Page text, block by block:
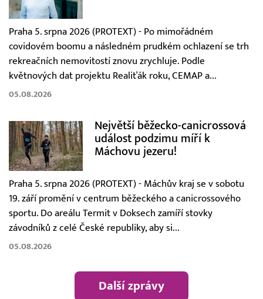
Praha 5. srpna 2026 (PROTEXT) - Po mimořádném
covidovém boomu a následném prudkém ochlazení se trh
rekreačních nemovitostí znovu zrychluje. Podle
květnových dat projektu Realiťák roku, CEMAP a...
05.08.2026
Největší běžecko-canicrossová
událost podzimu míří k
Máchovu jezeru!
Praha 5. srpna 2026 (PROTEXT) - Máchův kraj se v sobotu
19. září promění v centrum běžeckého a canicrossového
sportu. Do areálu Termit v Doksech zamíří stovky
závodníků z celé České republiky, aby si...
05.08.2026
Další zprávy